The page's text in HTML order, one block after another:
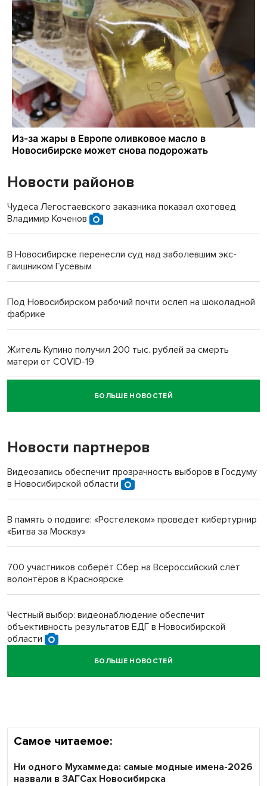
Новости районов
Чудеса Легостаевского заказника показал охотовед
Владимир Коченов
В Новосибирске перенесли суд над заболевшим экс-
гаишником Гусевым
Под Новосибирском рабочий почти ослеп на шоколадной
фабрике
Житель Купино получил 200 тыс. рублей за смерть
матери от COVID-19
Новосибирский суд наказал водителя за смерть
пенсионерки на вокзале
«Мы живём на пастбище!»: в новосибирском селе лошади
терроризируют жителей
Инвалид получил условный срок за избиение врачей
БОЛЬШЕ НОВОСТЕЙ
Новости партнеров
Видеозапись обеспечит прозрачность выборов в Госдуму
в Новосибирской области
В память о подвиге: «Ростелеком» проведет кибертурнир
«Битва за Москву»
700 участников соберёт Сбер на Всероссийский слёт
волонтёров в Красноярске
Честный выбор: видеонаблюдение обеспечит
объективность результатов ЕДГ в Новосибирской
области
Кибертанки пошли в бой: «Ростелеком» объявляет
БОЛЬШЕ НОВОСТЕЙ
Самое читаемое:
Ни одного Мухаммеда: самые модные имена-2026
назвали в ЗАГСах Новосибирска